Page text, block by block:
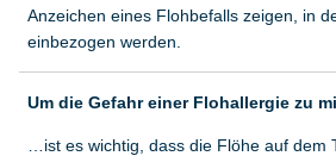
Anzeichen eines Flohbefalls zeigen, in
einbezogen werden.
Um die Gefahr einer Flohallergie zu
…ist es wichtig, dass die Flöhe auf dem